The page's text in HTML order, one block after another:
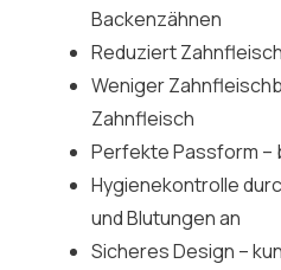
Backenzähnen
Reduziert
Weniger
Zahnfleisch
Perfekte Passform –
Hygienekontrolle
und Blutungen an
Sicheres Design –